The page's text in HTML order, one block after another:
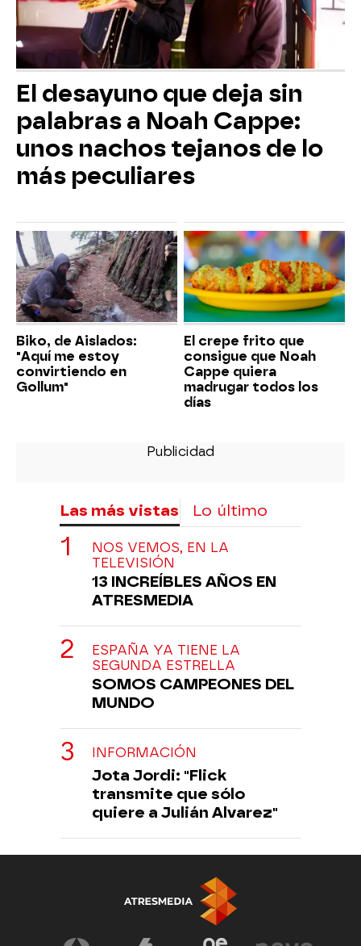
El desayuno que deja sin
palabras a Noah Cappe:
unos nachos tejanos de lo
más peculiares
Biko, de Aislados:
"Aquí me estoy
convirtiendo en
Gollum"
El crepe frito que
consigue que Noah
Cappe quiera
madrugar todos los
días
Las más vistas Lo último
NOS VEMOS, EN LA
TELEVISIÓN
13 INCREÍBLES AÑOS EN
ATRESMEDIA
ESPAÑA YA TIENE LA
SEGUNDA ESTRELLA
SOMOS CAMPEONES DEL
MUNDO
INFORMACIÓN
Jota Jordi: "Flick
transmite que sólo
quiere a Julián Alvarez"